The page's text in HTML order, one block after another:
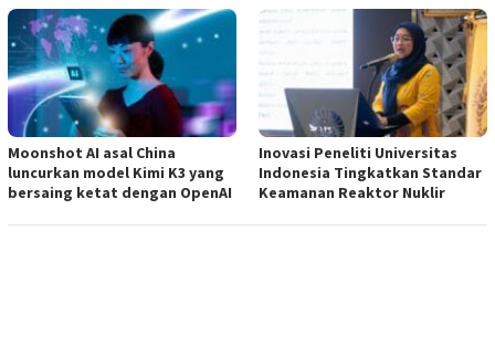
Moonshot AI asal China
luncurkan model Kimi K3 yang
bersaing ketat dengan OpenAI
Inovasi Peneliti Universitas
Indonesia Tingkatkan Standar
Keamanan Reaktor Nuklir